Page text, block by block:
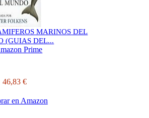
MARINOS DEL
(GUIAS DEL...
46,83 €
en Amazon